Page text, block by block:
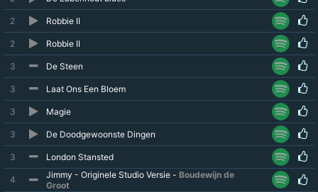
2 Robbie II
2 Robbie II
3 De Steen
3 Laat Ons Een Bloem
3 Magie
3 De Doodgewoonste Dingen
3 London Stansted
4 Jimmy - Originele Studio Versie - Boudewijn de
Groot